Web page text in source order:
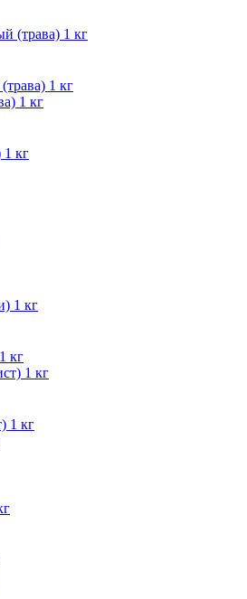
1 кг
1 кг
кг
1 кг